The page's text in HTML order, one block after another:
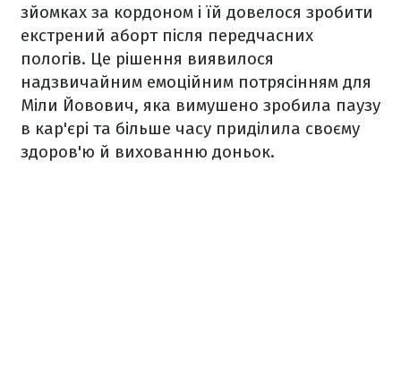
зйомках за кордоном і їй довелося зробити
екстрений аборт після передчасних
пологів. Це рішення виявилося
надзвичайним емоційним потрясінням для
Міли Йовович, яка вимушено зробила паузу
в кар'єрі та більше часу приділила своєму
здоров'ю й вихованню доньок.